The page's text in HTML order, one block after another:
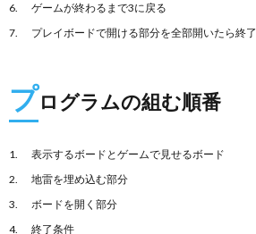
ゲームが終わるまで3に戻る
プレイボードで開ける部分を全部開いたら終了
プログラムの組む順番
表示するボードとゲームで見せるボード
地雷を埋め込む部分
ボードを開く部分
終了条件